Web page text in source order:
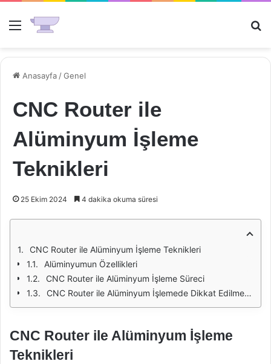
Menü
Anasayfa /Genel
CNC Router ile
Alüminyum İşleme
Teknikleri
25 Ekim 2024 4 dakika okuma süresi
CNC Router ile Alüminyum İşleme Teknikleri
Alüminyumun Özellikleri
CNC Router ile Alüminyum İşleme Süreci
CNC Router ile Alüminyum İşlemede Dikkat Edilmesi Gereken Noktalar
CNC Router ile Alüminyum İşleme
Teknikleri